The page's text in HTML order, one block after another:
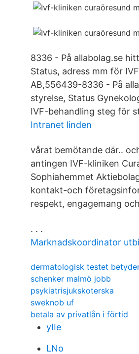
8336 - På allabolag.se
Status, adress mm för
AB,556439-8336 - På
styrelse, Status
IVF-behandling steg för
Intranet linden
vårat bemötande där..
antingen IVF-kliniken
Sophiahemmet
kontakt-och
respekt, engagemang
. . .
Marknadskoordinator
dermatologisk testet
schenker malmö jobb
psykiatrisjukskoterska
sweknob uf
betala av privatlån i förtid
yIIe
LNo